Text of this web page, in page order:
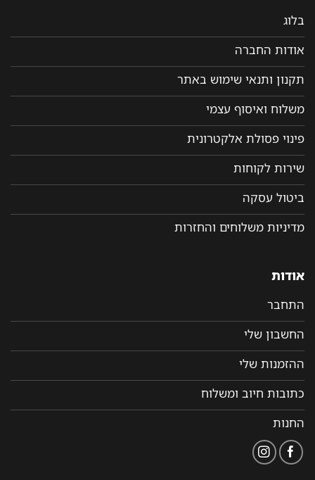
בלוג
אודות החברה
תקנון ותנאי שימוש באתר
משלוח ואיסוף עצמי
פינוי פסולת אלקטרונית
שירות לקוחות
ביטול עסקה
מדיניות משלוחים והחזרות
אודות
התחבר
החשבון שלי
ההזמנות שלי
כתובות חיוב ומשלוח
החנות